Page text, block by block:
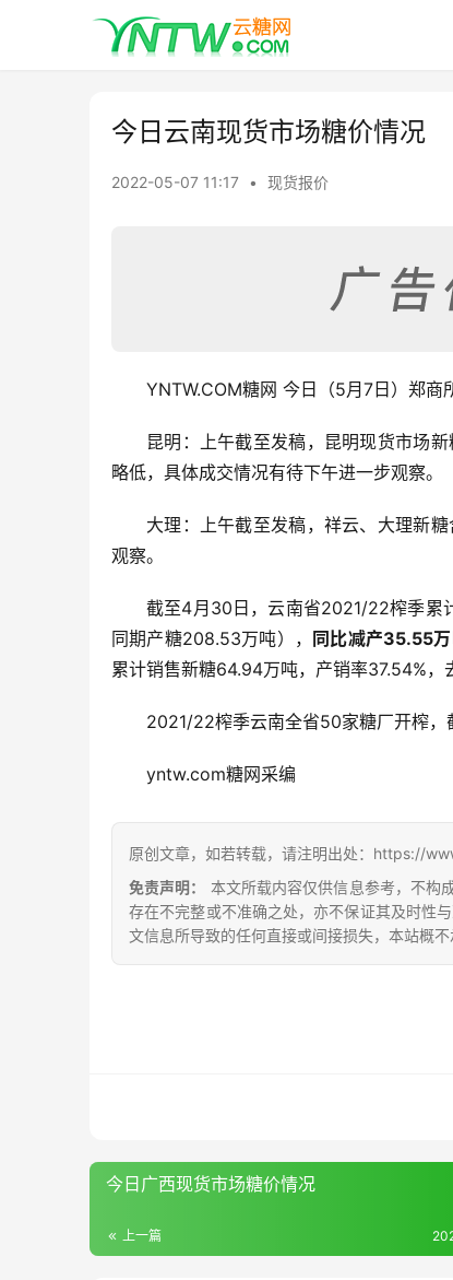
今日云南现货市场糖价情况
2022-05-07 11:17 • 现货报价
YNTW.COM糖网 今日（5月7日）郑商
昆明：上午截至发稿，昆明现货市场
略低，具体成交情况有待下午进一步观察。
大理：上午截至发稿，祥云、大理新
观察。
截至4月30日，云南省2021/22榨季累
同期产糖208.53万吨），
同比减产35.55
累计销售新糖64.94万吨，产销率37.54%，
2021/22榨季云南全省50家糖厂开榨，
yntw.com糖网采编
原创文章，如若转载，请注明出处：https://
免责声明：
本文所载内容仅供信息参考，不构
存在不完整或不准确之处，亦不保证其及时性
文信息所导致的任何直接或间接损失，本站概不
今日广西现货市场糖价情况
上一篇